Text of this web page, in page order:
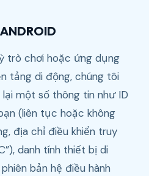
trò chơi hoặc ứng dụng
tảng di động, chúng tôi
một số thông tin như ID
(liên tục hoặc không
địa chỉ điều khiển truy
danh tính thiết bị di
bản hệ điều hành